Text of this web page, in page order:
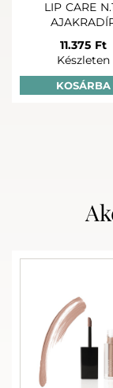
LIP CARE
11.375 Ft
Készleten
KOSÁRBA